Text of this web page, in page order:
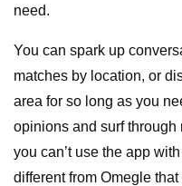
need.
You can spark up
matches by location, or
area for so long as you
opinions and surf
you can’t use the app
different from Omegle